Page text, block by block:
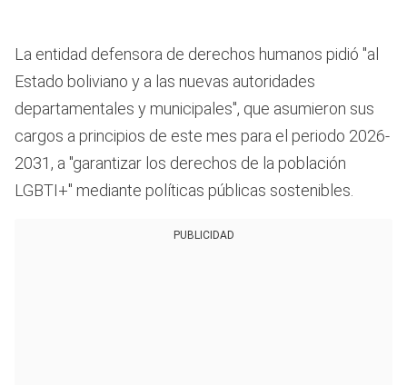
La entidad defensora de derechos humanos pidió "al
Estado boliviano y a las nuevas autoridades
departamentales y municipales", que asumieron sus
cargos a principios de este mes para el periodo 2026-
2031, a "garantizar los derechos de la población
LGBTI+" mediante políticas públicas sostenibles.
PUBLICIDAD